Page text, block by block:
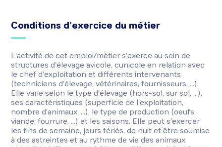
Conditions d’exercice du métier
L'activité de cet emploi/métier s'exerce au sein de
structures d'élevage avicole, cunicole en relation avec
le chef d'exploitation et différents intervenants
(techniciens d'élevage, vétérinaires, fournisseurs, ...).
Elle varie selon le type d'élevage (hors-sol, sur sol, ...),
ses caractéristiques (superficie de l'exploitation,
nombre d'animaux, ...), le type de production (oeufs,
viande, fourrure, ...) et les saisons. Elle peut s'exercer
les fins de semaine, jours fériés, de nuit et être soumise
à des astreintes et au rythme de vie des animaux.